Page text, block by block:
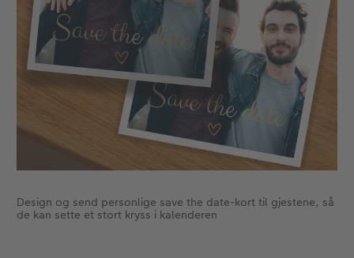
Design og send personlige save the date-kort til gjestene, så
de kan sette et stort kryss i kalenderen